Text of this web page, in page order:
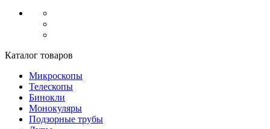
Каталог товаров
Микроскопы
Телескопы
Бинокли
Монокуляры
Подзорные трубы